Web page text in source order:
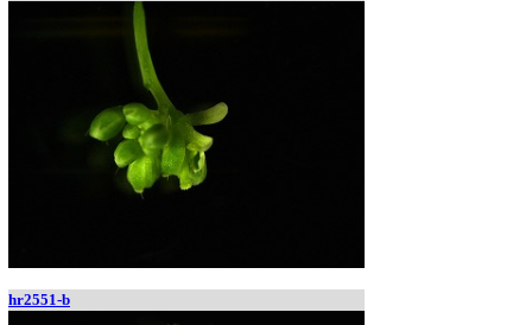
hr2551-b